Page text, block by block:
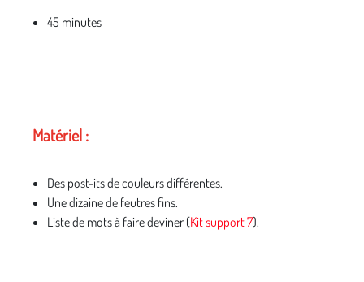
45 minutes
Matériel :
Des post-its de couleurs différentes.
Une dizaine de feutres fins.
Liste de mots à faire deviner (Kit support 7).